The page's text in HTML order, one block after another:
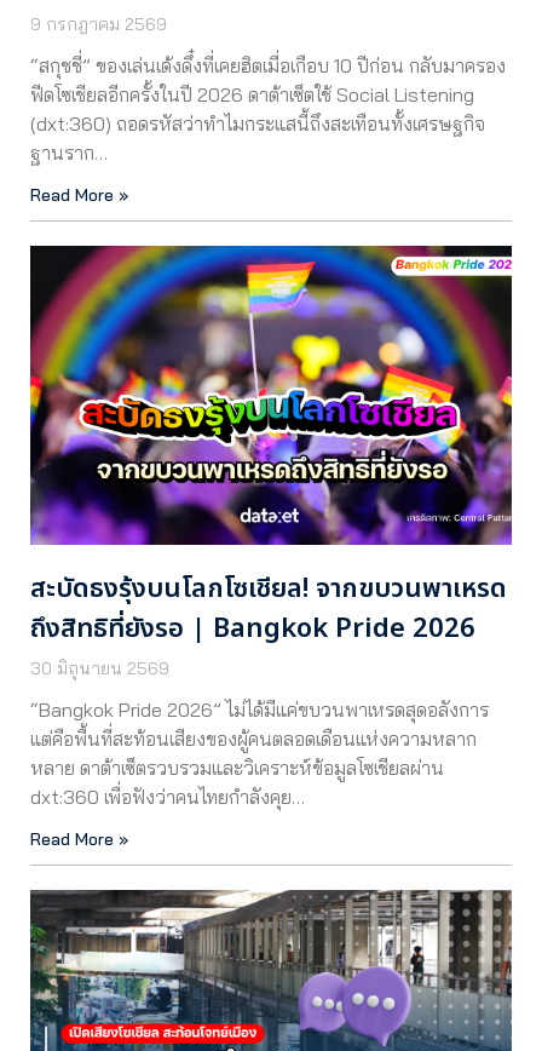
9 กรกฎาคม 2569
“สกุชชี่” ของเล่นเด้งดึ๋งที่เคยฮิตเมื่อเกือบ 10 ปีก่อน กลับมาครอง
ฟีดโซเชียลอีกครั้งในปี 2026 ดาต้าเซ็ตใช้ Social Listening
(dxt:360) ถอดรหัสว่าทำไมกระแสนี้ถึงสะเทือนทั้งเศรษฐกิจ
ฐานราก…
Read More »
สะบัดธงรุ้งบนโลกโซเชียล! จากขบวนพาเหรด
ถึงสิทธิที่ยังรอ | Bangkok Pride 2026
30 มิถุนายน 2569
“Bangkok Pride 2026” ไม่ได้มีแค่ขบวนพาเหรดสุดอลังการ
แต่คือพื้นที่สะท้อนเสียงของผู้คนตลอดเดือนแห่งความหลาก
หลาย ดาต้าเซ็ตรวบรวมและวิเคราะห์ข้อมูลโซเชียลผ่าน
dxt:360 เพื่อฟังว่าคนไทยกำลังคุย…
Read More »